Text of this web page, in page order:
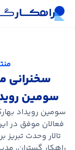
سخنرانی
سومین
سومین رویداد
تالار وحدت